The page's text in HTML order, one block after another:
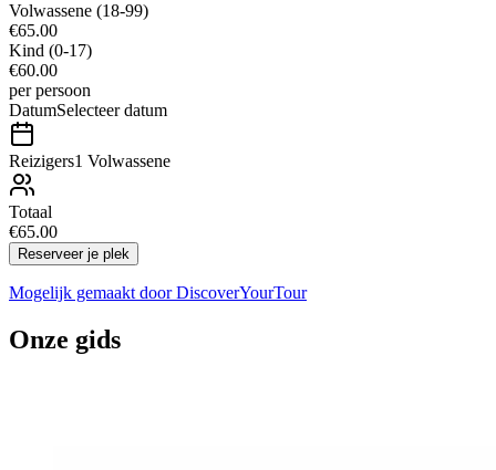
Volwassene (18-99)
€65.00
Kind (0-17)
€60.00
per persoon
DatumSelecteer datum
Reizigers1 Volwassene
Totaal
€65.00
Reserveer je plek
Mogelijk gemaakt doorDiscoverYourTour
Onze gids